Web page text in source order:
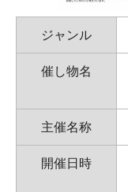
ジャンル
催し物名
主催名称
開催日時